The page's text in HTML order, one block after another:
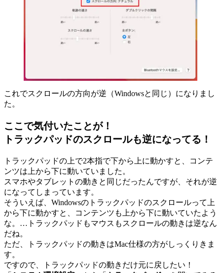
これでスクロールの方向が逆（Windowsと同じ）になりまし
た。
ここで気付いたことが！
トラックパッドのスクロールも逆になってる！
トラックパッドの上で2本指で下から上に動かすと、コンテ
ンツは上から下に動いていました。
スマホやタブレットの動きと同じだったんですが、それが逆
になってしまっています。
そういえば、Windowsのトラックパッドのスクロールって上
から下に動かすと、コンテンツも上から下に動いていたよう
な。…トラックパッドもマウスもスクロールの動きは逆なん
だね。
ただ、トラックパッドの動きはMac仕様の方がしっくりきま
す。
ですので、トラックパッドの動きだけ元に戻したい！